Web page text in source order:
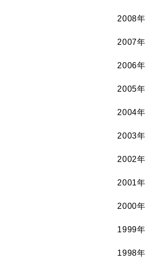
2008年
2007年
2006年
2005年
2004年
2003年
2002年
2001年
2000年
1999年
1998年